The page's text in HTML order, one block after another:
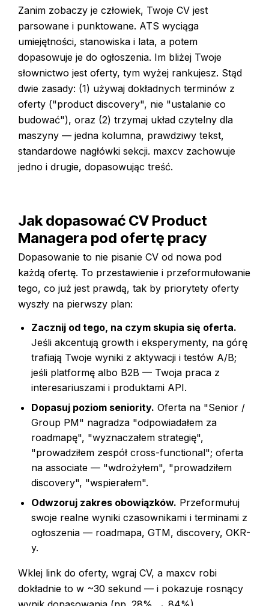
Zanim zobaczy je człowiek, Twoje CV jest
parsowane i punktowane. ATS wyciąga
umiejętności, stanowiska i lata, a potem
dopasowuje je do ogłoszenia. Im bliżej Twoje
słownictwo jest oferty, tym wyżej rankujesz. Stąd
dwie zasady: (1) używaj dokładnych terminów z
oferty ("product discovery", nie "ustalanie co
budować"), oraz (2) trzymaj układ czytelny dla
maszyny — jedna kolumna, prawdziwy tekst,
standardowe nagłówki sekcji. maxcv zachowuje
jedno i drugie, dopasowując treść.
Jak dopasować CV Product
Managera pod ofertę pracy
Dopasowanie to nie pisanie CV od nowa pod
każdą ofertę. To przestawienie i przeformułowanie
tego, co już jest prawdą, tak by priorytety oferty
wyszły na pierwszy plan:
Zacznij od tego, na czym skupia się oferta.
Jeśli akcentują growth i eksperymenty, na górę
trafiają Twoje wyniki z aktywacji i testów A/B;
jeśli platformę albo B2B — Twoja praca z
interesariuszami i produktami API.
Dopasuj poziom seniority. Oferta na "Senior /
Group PM" nagradza "odpowiadałem za
roadmapę", "wyznaczałem strategię",
"prowadziłem zespół cross-functional"; oferta
na associate — "wdrożyłem", "prowadziłem
discovery", "wspierałem".
Odwzoruj zakres obowiązków. Przeformułuj
swoje realne wyniki czasownikami i terminami z
ogłoszenia — roadmapa, GTM, discovery, OKR-
y.
Wklej link do oferty, wgraj CV, a maxcv robi
dokładnie to w ~30 sekund — i pokazuje rosnący